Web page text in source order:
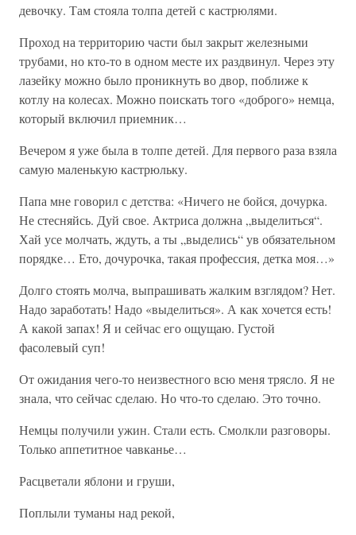
девочку. Там стояла толпа детей с кастрюлями.
Проход на территорию части был закрыт железными
трубами, но кто-то в одном месте их раздвинул. Через эту
лазейку можно было проникнуть во двор, поближе к
котлу на колесах. Можно поискать того «доброго» немца,
который включил приемник…
Вечером я уже была в толпе детей. Для первого раза взяла
самую маленькую кастрюльку.
Папа мне говорил с детства: «Ничего не бойся, дочурка.
Не стесняйсь. Дуй свое. Актриса должна „выделиться“.
Хай усе молчать, ждуть, а ты „выделись“ ув обязательном
порядке… Ето, дочурочка, такая профессия, детка моя…»
Долго стоять молча, выпрашивать жалким взглядом? Нет.
Надо заработать! Надо «выделиться». А как хочется есть!
А какой запах! Я и сейчас его ощущаю. Густой
фасолевый суп!
От ожидания чего-то неизвестного всю меня трясло. Я не
знала, что сейчас сделаю. Но что-то сделаю. Это точно.
Немцы получили ужин. Стали есть. Смолкли разговоры.
Только аппетитное чавканье…
Расцветали яблони и груши,
Поплыли туманы над рекой,